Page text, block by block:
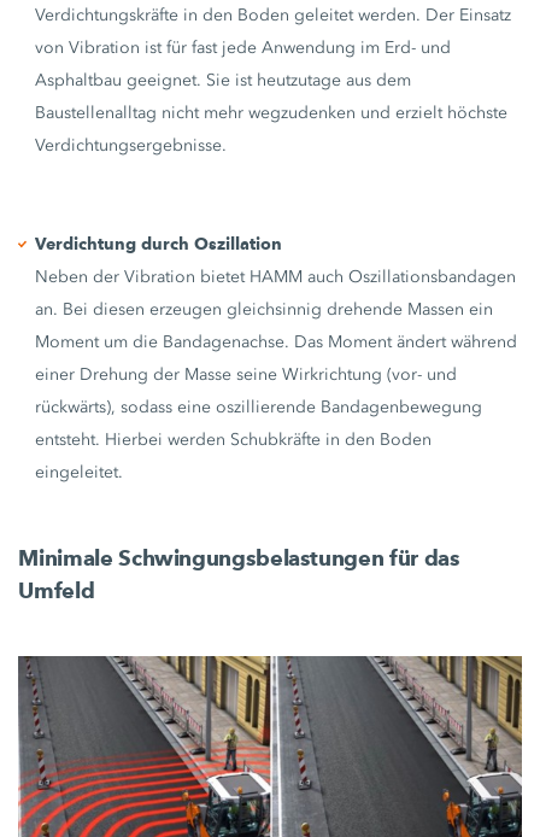
Verdichtungskräfte in den Boden geleitet werden. Der Einsatz
von Vibration ist für fast jede Anwendung im Erd- und
Asphaltbau geeignet. Sie ist heutzutage aus dem
Baustellenalltag nicht mehr wegzudenken und erzielt höchste
Verdichtungsergebnisse.
Verdichtung durch Oszillation
Neben der Vibration bietet HAMM auch Oszillationsbandagen
an. Bei diesen erzeugen gleichsinnig drehende Massen ein
Moment um die Bandagenachse. Das Moment ändert während
einer Drehung der Masse seine Wirkrichtung (vor- und
rückwärts), sodass eine oszillierende Bandagenbewegung
entsteht. Hierbei werden Schubkräfte in den Boden
eingeleitet.
Minimale Schwingungsbelastungen für das
Umfeld